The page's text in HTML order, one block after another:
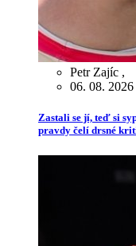
Petr Zajíc ,
06. 08. 2026
Zastali se jí, teď si
pravdy čelí drsné